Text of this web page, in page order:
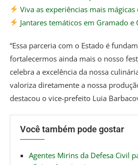
Viva as experiências mais
Jantares temáticos em Gramado e
“Essa parceria com o Estado é
fortalecermos ainda mais o nosso
celebra a excelência da nossa
valoriza diretamente a nossa
destacou o vice-prefeito Luia
Você também pode gostar
Agentes Mirins da Defesa Civil